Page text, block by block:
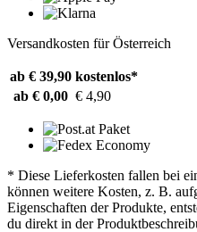
Versandkosten für Österreich
ab € 39,90 kostenlos*
ab € 0,00 € 4,90
* Diese Lieferkosten fallen bei
können weitere Kosten, z. B.
Eigenschaften der Produkte,
du direkt in der